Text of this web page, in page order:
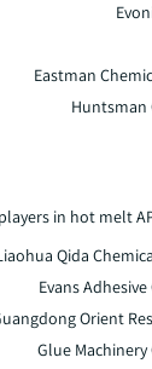
Eastman
in hot melt
Qida
Evans
Orient
Glue